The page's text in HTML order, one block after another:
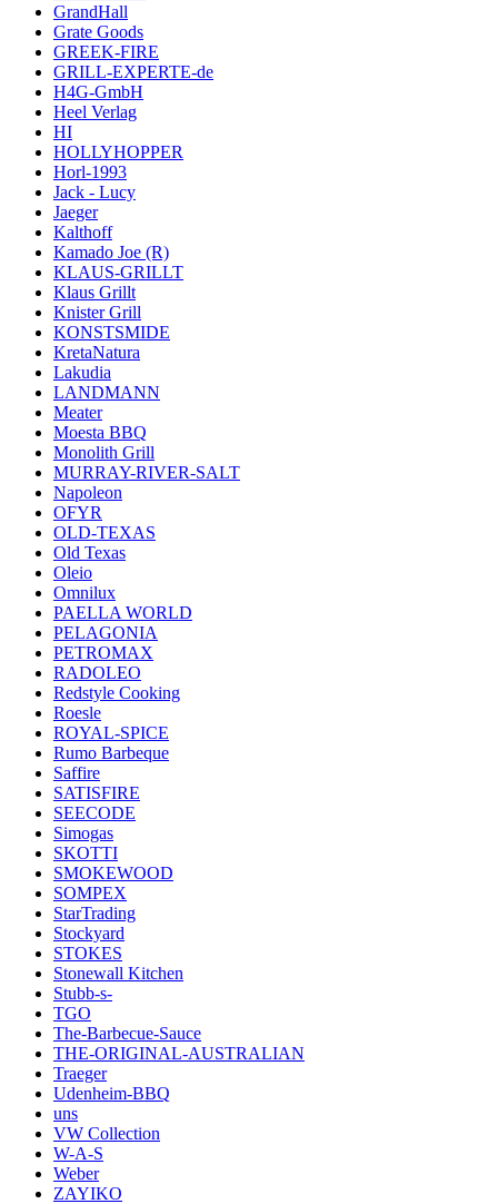
GrandHall
Grate Goods
GREEK-FIRE
GRILL-EXPERTE-de
H4G-GmbH
Heel Verlag
HI
HOLLYHOPPER
Horl-1993
Jack - Lucy
Jaeger
Kalthoff
Kamado Joe (R)
KLAUS-GRILLT
Klaus Grillt
Knister Grill
KONSTSMIDE
KretaNatura
Lakudia
LANDMANN
Meater
Moesta BBQ
Monolith Grill
MURRAY-RIVER-SALT
Napoleon
OFYR
OLD-TEXAS
Old Texas
Oleio
Omnilux
PAELLA WORLD
PELAGONIA
PETROMAX
RADOLEO
Redstyle Cooking
Roesle
ROYAL-SPICE
Rumo Barbeque
Saffire
SATISFIRE
SEECODE
Simogas
SKOTTI
SMOKEWOOD
SOMPEX
StarTrading
Stockyard
STOKES
Stonewall Kitchen
Stubb-s-
TGO
The-Barbecue-Sauce
THE-ORIGINAL-AUSTRALIAN
Traeger
Udenheim-BBQ
uns
VW Collection
W-A-S
Weber
ZAYIKO